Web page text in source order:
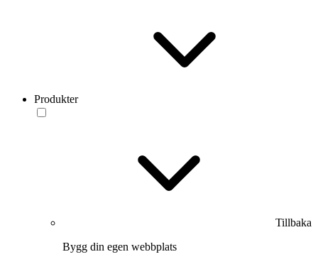
Produkter
Tillbaka
Bygg din egen webbplats